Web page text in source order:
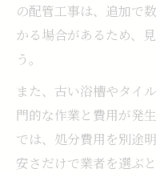
の配管工事は、追加で
かる場合があるため、
う。
また、古い浴槽やタイ
門的な作業と費用が発
では、処分費用を別途
安さだけで業者を選ぶ